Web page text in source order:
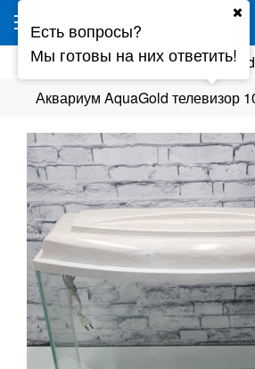
AquaGold
Аквариум
Аквариум AquaGold телевизор
Есть вопросы?
Мы готовы на них ответить!
Ваш город - Минск,
угадали?
ДА НЕТ